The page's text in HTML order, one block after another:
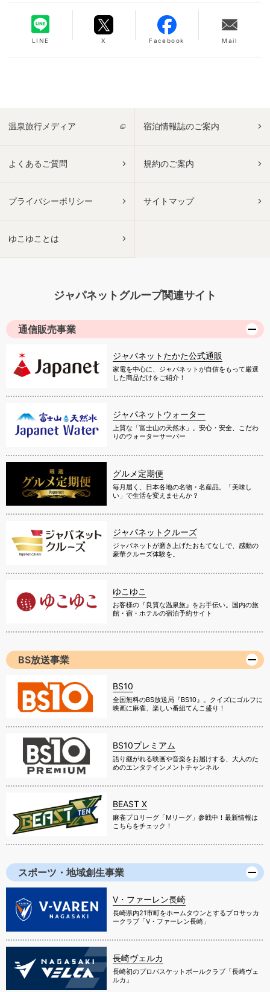
LINE X Facebook Mail
温泉旅行メディア 宿泊情報誌のご案内
よくあるご質問 規約のご案内
プライバシーポリシー サイトマップ
ゆこゆことは
ジャパネットグループ関連サイト
通信販売事業
ジャパネットたかた公式通販
家電を中心に、ジャパネットが自信をもって厳選
した商品だけをご紹介！
ジャパネットウォーター
上質な「富士山の天然水」。安心・安全、こだわ
りのウォーターサーバー
グルメ定期便
毎月届く、日本各地の名物・名産品。「美味し
い」で生活を変えませんか？
ジャパネットクルーズ
ジャパネットが磨き上げたおもてなしで、感動の
豪華クルーズ体験を。
ゆこゆこ
お客様の『良質な温泉旅』をお手伝い。国内の旅
館・宿・ホテルの宿泊予約サイト
BS放送事業
BS10
全国無料のBS放送局『BS10』。クイズにゴルフに
映画に麻雀、楽しい番組てんこ盛り！
BS10プレミアム
語り継がれる映画や音楽をお届けする、大人のた
めのエンタテインメントチャンネル
BEAST X
麻雀プロリーグ「Mリーグ」参戦中！最新情報は
こちらをチェック！
スポーツ・地域創生事業
V・ファーレン長崎
長崎県内21市町をホームタウンとするプロサッカ
ークラブ「V・ファーレン長崎」
長崎ヴェルカ
長崎初のプロバスケットボールクラブ「長崎ヴェ
ルカ」